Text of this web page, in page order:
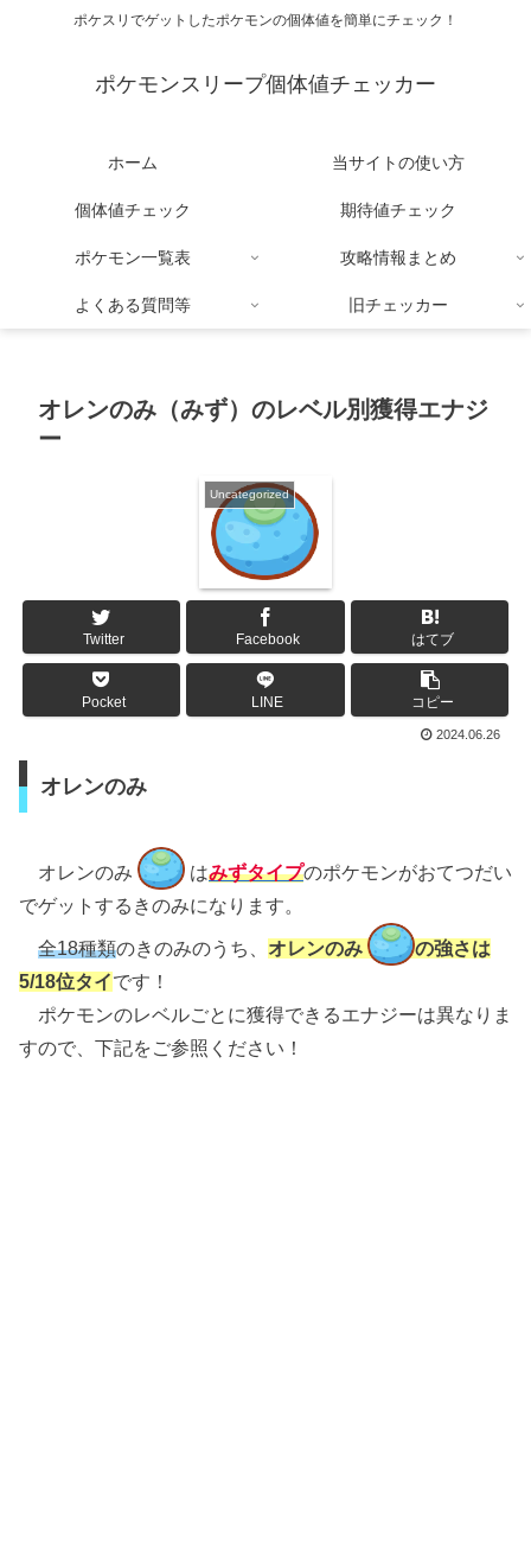
ポケスリでゲットしたポケモンの個体値を簡単にチェック！
ポケモンスリープ個体値チェッカー
ホーム 当サイトの使い方
個体値チェック 期待値チェック
ポケモン一覧表 攻略情報まとめ
よくある質問等 旧チェッカー
オレンのみ（みず）のレベル別獲得エナジ
ー
Uncategorized
Twitter Facebook はてブ
Pocket LINE コピー
2024.06.26
オレンのみ
オレンのみ はみずタイプのポケモンがおてつだい
でゲットするきのみになります。
全18種類のきのみのうち、 オレンのみ
の強さは
5/18位タイです！
ポケモンのレベルごとに獲得できるエナジーは異なりま
すので、下記をご参照ください！